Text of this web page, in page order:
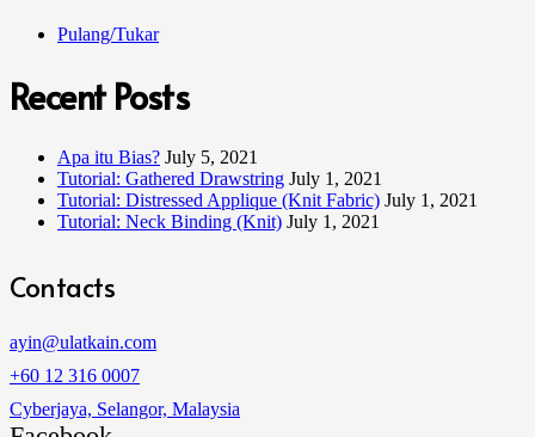
Pulang/Tukar
Recent Posts
Apa itu Bias? July 5, 2021
Tutorial: Gathered Drawstring July 1, 2021
Tutorial: Distressed Applique (Knit Fabric) July 1, 2021
Tutorial: Neck Binding (Knit) July 1, 2021
Contacts
ayin@ulatkain.com
+60 12 316 0007
Cyberjaya, Selangor, Malaysia